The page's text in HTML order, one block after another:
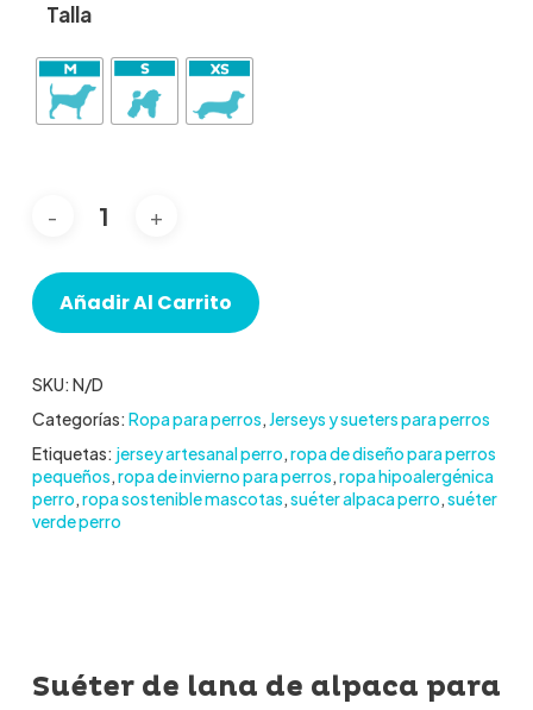
Talla
Añadir Al Carrito
SKU: N/D
Categorías: Ropa para perros, Jerseys y sueters para perros
Etiquetas: jersey artesanal perro,ropa de diseño para perros
pequeños,ropa de invierno para perros,ropa hipoalergénica
perro,ropa sostenible mascotas,suéter alpaca perro,suéter
verde perro
Suéter de lana de alpaca para